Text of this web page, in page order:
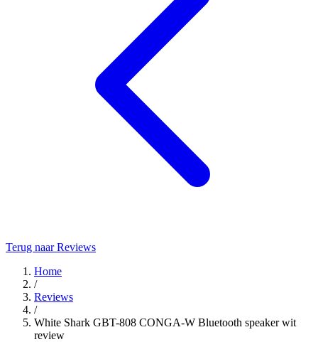
Terug naar Reviews
Home
/
Reviews
/
White Shark GBT-808 CONGA-W Bluetooth speaker wit
review